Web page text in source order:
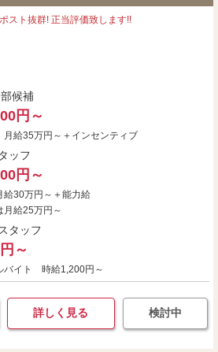
スト抜群! 正当評価致します!!
部候補
円～
給35万円～＋インセンティブ
ッフ
円～
30万円～＋能力給
給25万円～
タッフ
～
バイト 時給1,200円～
詳しく見る 検討中